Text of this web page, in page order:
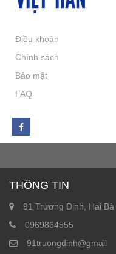
Điều khoản
Chính sách
Bảo mật
FAQ
THÔNG TIN
91 Trương Định, Hai Bà
0969864555
91truongdinh@gmail